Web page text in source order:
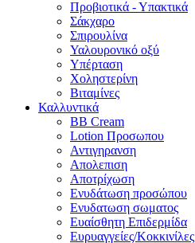
Προβιοτικά - Υπακτικά
Σάκχαρο
Σπιρουλίνα
Υαλουρονικό οξύ
Υπέρταση
Χοληστερίνη
Βιταμίνες
Καλλυντικά
BB Cream
Lotion Προσωπου
Αντιγηρανση
Απολεπιση
Αποτρίχωση
Ενυδάτωση προσώπου
Ενυδατωση σωματος
Ευαίσθητη Επιδερμίδα
Ευρυαγγείες/Κοκκινίλες